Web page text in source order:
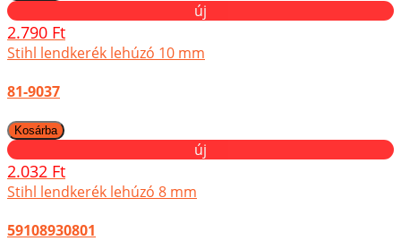
új
2.790 Ft
Stihl lendkerék lehúzó 10 mm
81-9037
új
2.032 Ft
Stihl lendkerék lehúzó 8 mm
59108930801